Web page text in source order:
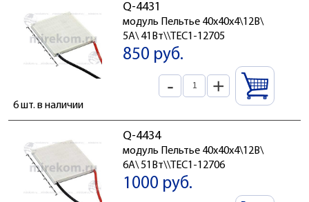
Q-4431
модуль Пельтье 40x40x4\12В\
5А\ 41Вт\\TEC1-12705
850 руб.
- +
6 шт. в наличии
Q-4434
модуль Пельтье 40x40x4\12В\
6А\ 51Вт\\TEC1-12706
1000 руб.